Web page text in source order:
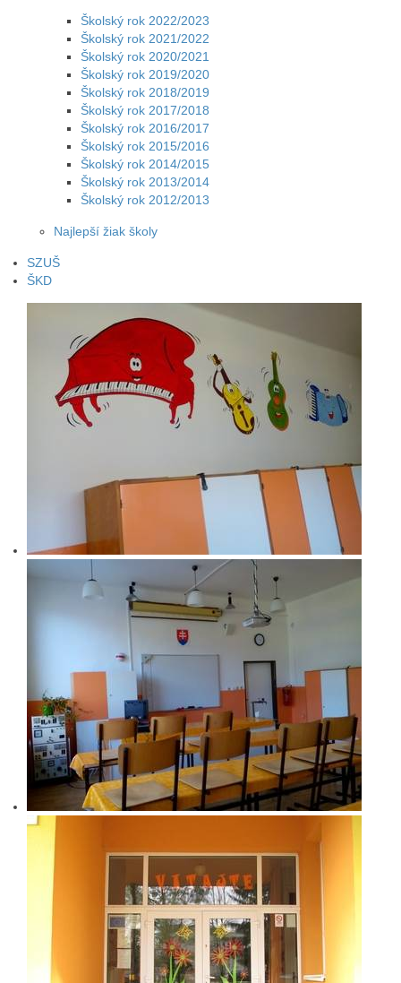
Školský rok 2022/2023
Školský rok 2021/2022
Školský rok 2020/2021
Školský rok 2019/2020
Školský rok 2018/2019
Školský rok 2017/2018
Školský rok 2016/2017
Školský rok 2015/2016
Školský rok 2014/2015
Školský rok 2013/2014
Školský rok 2012/2013
Najlepší žiak školy
SZUŠ
ŠKD